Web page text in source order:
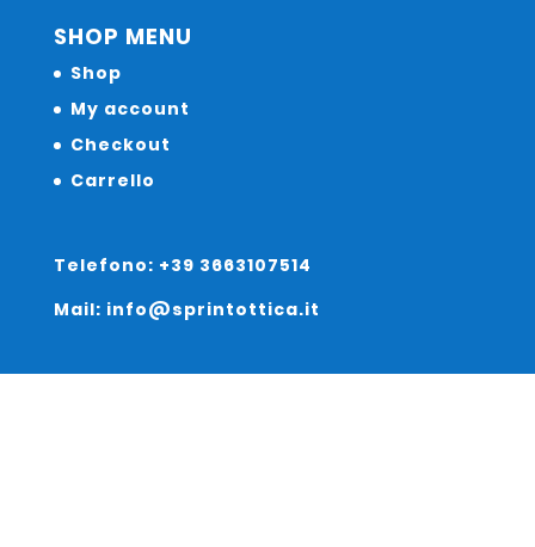
SHOP MENU
Shop
My account
Checkout
Carrello
Telefono: +39 3663107514
Mail: info@sprintottica.it